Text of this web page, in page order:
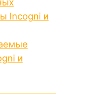
Incogni и
и